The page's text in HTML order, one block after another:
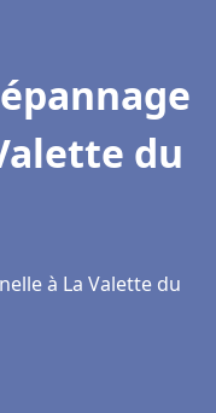
du
à La Valette du